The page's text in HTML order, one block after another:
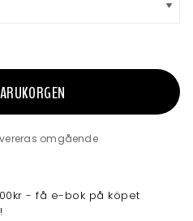
omgående
- få e-bok på köpet